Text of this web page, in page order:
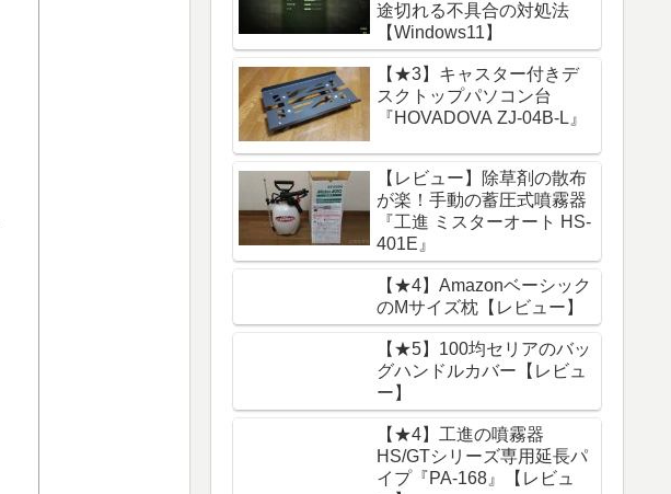
途切れる不具合の対処法
【Windows11】
【★3】キャスター付きデ
スクトップパソコン台
『HOVADOVA ZJ-04B-L』
【レビュー】除草剤の散布
が楽！手動の蓄圧式噴霧器
『工進 ミスターオート HS-
401E』
【★4】Amazonベーシック
のMサイズ枕【レビュー】
【★5】100均セリアのバッ
グハンドルカバー【レビュ
ー】
【★4】工進の噴霧器
HS/GTシリーズ専用延長パ
イプ『PA-168』【レビュ